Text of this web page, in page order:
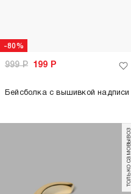
-80%
999Р 199 Р
Бейсболка с вышивкой надписи
только самовывоз